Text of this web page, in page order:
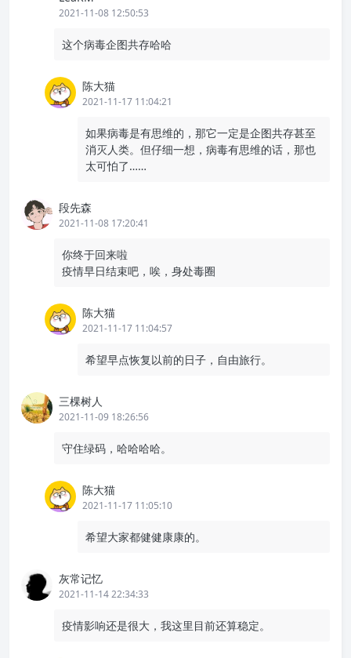
2021-11-08 12:50:53
这个病毒企图共存哈哈
陈大猫
2021-11-17 11:04:21
如果病毒是有思维的，那它一定是企图共存甚至
消灭人类。但仔细一想，病毒有思维的话，那也
太可怕了……
段先森
2021-11-08 17:20:41
你终于回来啦
疫情早日结束吧，唉，身处毒圈
陈大猫
2021-11-17 11:04:57
希望早点恢复以前的日子，自由旅行。
三棵树人
2021-11-09 18:26:56
守住绿码，哈哈哈哈。
陈大猫
2021-11-17 11:05:10
希望大家都健健康康的。
灰常记忆
2021-11-14 22:34:33
疫情影响还是很大，我这里目前还算稳定。